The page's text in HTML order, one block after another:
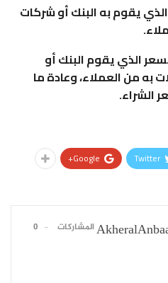
يقوم به البنك أو شركات
الذي يقوم البنك أو
به من العملاء، وعادة ما
الشراء.
Twitter
Google+
0